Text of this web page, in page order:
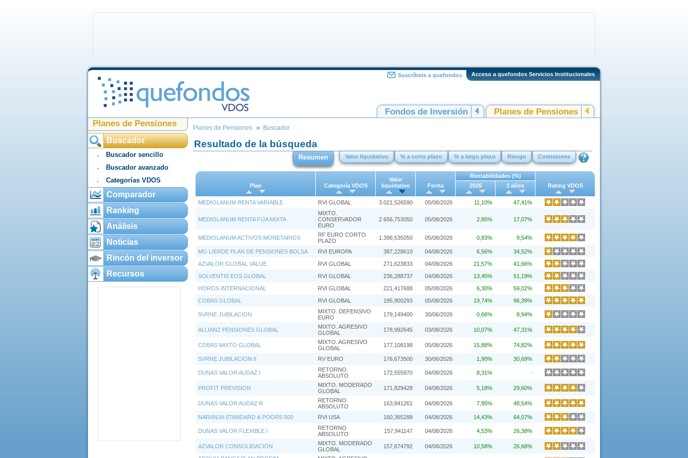
Acceso a quefondos Servicios Institucionales
Suscríbete a quefondos
Fondos de Inversión
Planes de Pensiones
Planes de Pensiones
Buscador
Buscador sencillo
Buscador avanzado
Categorías VDOS
Comparador
Ranking
Análisis
Noticias
Rincón del inversor
Recursos
Planes de Pensiones Buscador
Resultado de la búsqueda
Resumen Valor liquidativo % a corto plazo % a largo plazo Riesgo Comisiones
Plan Categoría VDOS
Valor
liquidativo
Fecha
Rentabilidades (%)
Rating VDOS
2026 3 años
MEDIOLANUM RENTA VARIABLE RVI GLOBAL 3.021,526590 05/08/2026 11,10% 47,41%
MEDIOLANUM RENTA FIJA MIXTA
MIXTO.
CONSERVADOR
EURO
2.656,753050 05/08/2026 2,85% 17,07%
MEDIOLANUM ACTIVOS MONETARIOS
RF EURO CORTO
PLAZO
1.398,535050 05/08/2026 0,83% 9,54%
MG LIERDE PLAN DE PENSIONES BOLSA RVI EUROPA 387,228610 04/08/2026 6,56%
34,52%
AZVALOR GLOBAL VALUE
RVI GLOBAL 271,623833 04/08/2026 21,57%
41,66%
SOLVENTIS EOS GLOBAL
RVI GLOBAL 236,288737 04/08/2026 13,45%
51,19%
HOROS INTERNACIONAL
RVI GLOBAL 221,417688 05/08/2026 6,30%
59,02%
COBAS GLOBAL
RVI GLOBAL 195,900293 05/08/2026 19,74% 96,39%
SVRNE JUBILACION
MIXTO. DEFENSIVO
EURO
179,149400 30/06/2026 0,66% 8,94%
ALLIANZ PENSIONES GLOBAL
MIXTO. AGRESIVO
GLOBAL
178,992645 03/08/2026 10,07% 47,31%
COBAS MIXTO GLOBAL
MIXTO. AGRESIVO
GLOBAL
177,108198 05/08/2026 15,88% 74,82%
SVRNE JUBILACION II RV EURO 176,673500 30/06/2026 1,90% 30,69%
DUNAS VALOR AUDAZ I
RETORNO
ABSOLUTO
172,555970 04/08/2026 8,31% ·
PROFIT PREVISION
MIXTO. MODERADO
GLOBAL
171,829428 04/08/2026 5,18% 29,60%
DUNAS VALOR AUDAZ R
RETORNO
ABSOLUTO
163,841261 04/08/2026 7,95% 48,54%
NARANJA STANDARD & POORS 500 RVI USA 160,365288 04/08/2026 14,43% 64,07%
DUNAS VALOR FLEXIBLE I
RETORNO
ABSOLUTO
157,941147 04/08/2026 4,53% 26,38%
AZVALOR CONSOLIDACION
MIXTO. MODERADO
GLOBAL
157,674792 04/08/2026 10,58%
26,68%